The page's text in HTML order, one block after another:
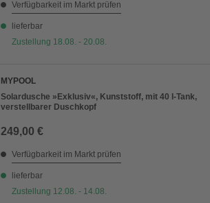
Verfügbarkeit im Markt prüfen
lieferbar
Zustellung 18.08. - 20.08.
MYPOOL
Solardusche »Exklusiv«, Kunststoff, mit 40 l-Tank,
verstellbarer Duschkopf
249,00 €
Verfügbarkeit im Markt prüfen
lieferbar
Zustellung 12.08. - 14.08.